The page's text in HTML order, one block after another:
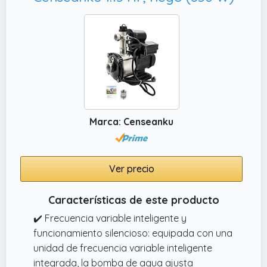
Marca: Censeanku
Ver precio
Características de este producto
✔️ Frecuencia variable inteligente y
funcionamiento silencioso: equipada con una
unidad de frecuencia variable inteligente
integrada, la bomba de agua ajusta